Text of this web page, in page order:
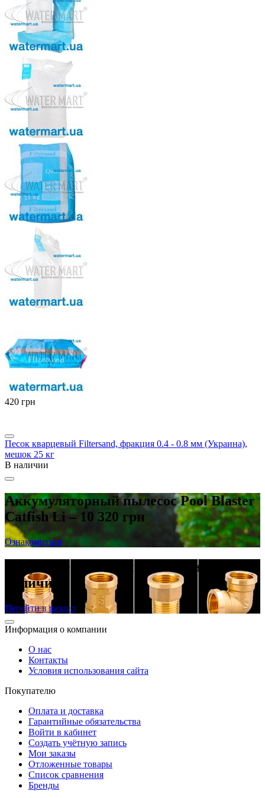
‍420‍ грн
Песок кварцевый Filtersand, фракция 0.4 - 0.8 мм (Украина),
мешок 25 кг
В наличии
Аккумуляторный пылесос Pool Blaster
Catfish Li – 10 320 грн
Ознакомиться
Латунные резьбовые фитинги в
наличии
Перейти в раздел
Информация о компании
О нас
Контакты
Условия использования сайта
Покупателю
Оплата и доставка
Гарантийные обязательства
Войти в кабинет
Создать учётную запись
Мои заказы
Отложенные товары
Список сравнения
Бренды